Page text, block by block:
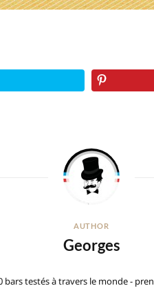
AUTHOR
Georges
bars testés à travers le monde -